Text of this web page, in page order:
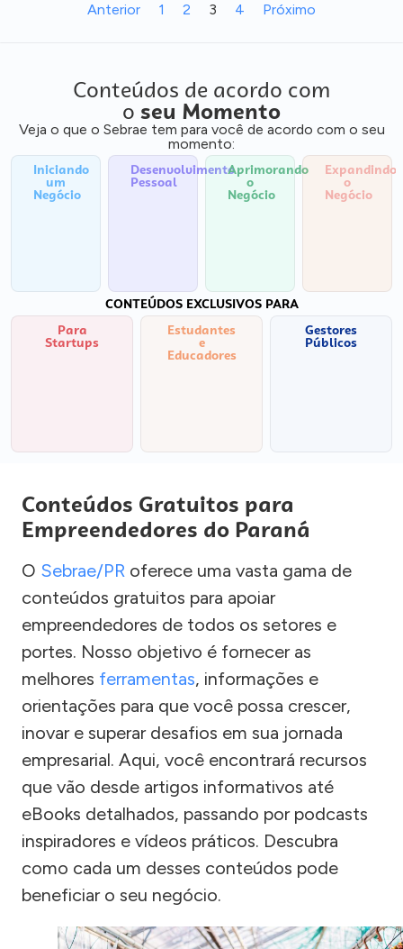
Anterior 1 2 3 4 Próximo
Conteúdos de acordo com
o seu Momento
Veja o que o Sebrae tem para você de acordo com o seu
momento:
Iniciando
um
Negócio
Desenvolvimento
Pessoal
Aprimorando
o
Negócio
Expandindo
o
Negócio
CONTEÚDOS EXCLUSIVOS PARA
Para
Startups
Estudantes
e
Educadores
Gestores
Públicos
Conteúdos Gratuitos para
Empreendedores do Paraná
O Sebrae/PR oferece uma vasta gama de
conteúdos gratuitos para apoiar
empreendedores de todos os setores e
portes. Nosso objetivo é fornecer as
melhores ferramentas, informações e
orientações para que você possa crescer,
inovar e superar desafios em sua jornada
empresarial. Aqui, você encontrará recursos
que vão desde artigos informativos até
eBooks detalhados, passando por podcasts
inspiradores e vídeos práticos. Descubra
como cada um desses conteúdos pode
beneficiar o seu negócio.